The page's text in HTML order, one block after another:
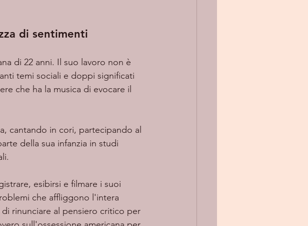
di sentimenti
di 22 anni. Il suo lavoro non è
temi sociali e doppi significati
che ha la musica di evocare il
della sua infanzia in studi
che affliggono l'intera
rinunciare al pensiero critico per